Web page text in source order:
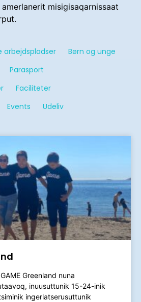
misigisaqarnissaat
arbejdspladser
Børn og unge
Parasport
Faciliteter
Events Udeliv
Greenland nuna
inuusuttunik 15-24-inik
ingerlatserusuttunik